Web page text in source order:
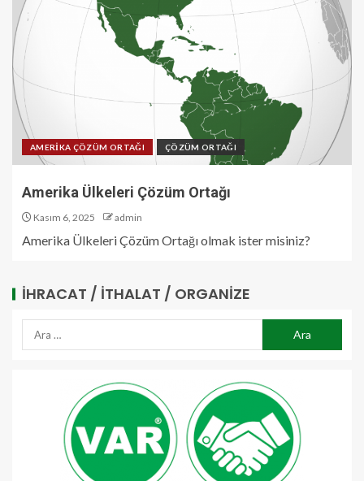
AMERİKA ÇÖZÜM ORTAĞI ÇÖZÜM ORTAĞI
Amerika Ülkeleri Çözüm Ortağı
Kasım 6, 2025 admin
Amerika Ülkeleri Çözüm Ortağı olmak ister misiniz?
İHRACAT / İTHALAT / ORGANIZE